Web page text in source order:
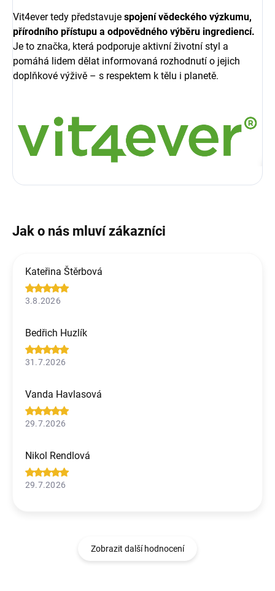
Vit4ever tedy představuje spojení vědeckého výzkumu,
přírodního přístupu a odpovědného výběru ingrediencí.
Je to značka, která podporuje aktivní životní styl a
pomáhá lidem dělat informovaná rozhodnutí o jejich
doplňkové výživě – s respektem k tělu i planetě.
Kateřina Štěrbová
3.8.2026
Bedřich Huzlík
31.7.2026
Vanda Havlasová
29.7.2026
Nikol Rendlová
29.7.2026
Zobrazit další hodnocení